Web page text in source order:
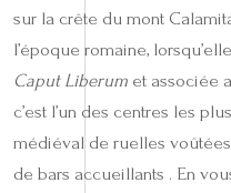
sur la crête du mont
l’époque romaine,
Caput Liberum et associée
c’est l’un des centres les
médiéval de ruelles
de bars accueillants . En